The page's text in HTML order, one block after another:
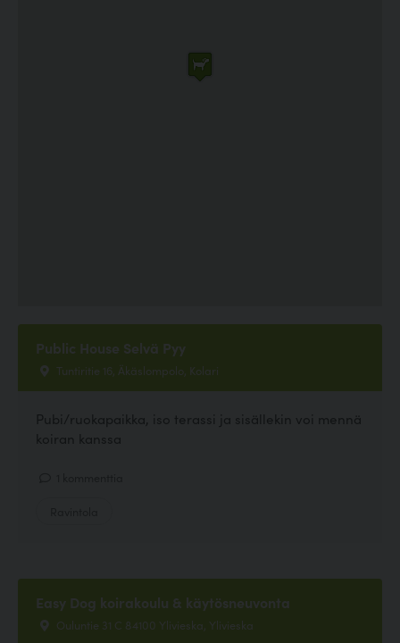
Public House Selvä Pyy
Tuntiritie 16, Äkäslompolo, Kolari
Pubi/ruokapaikka, iso terassi ja sisällekin voi mennä
koiran kanssa
Easy Dog koirakoulu & käytösneuvonta
Ouluntie 31 C 84100 Ylivieska, Ylivieska